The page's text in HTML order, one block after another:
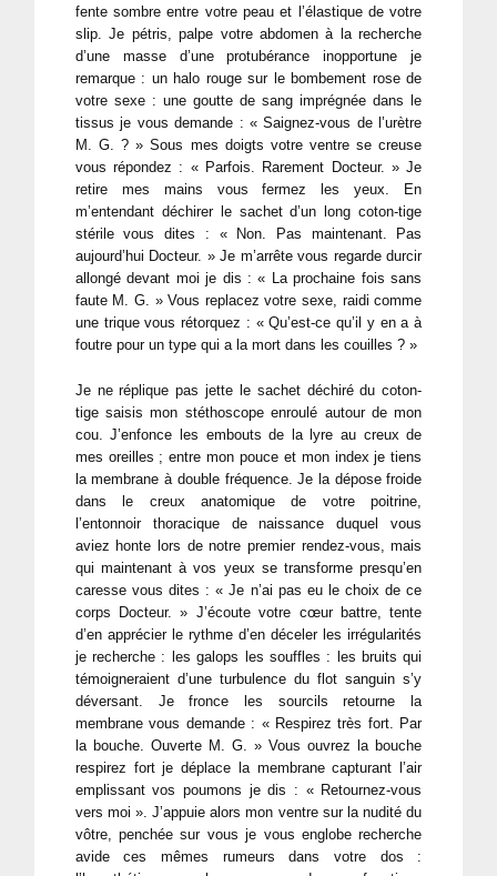
fente sombre entre votre peau et l’élastique de votre
slip. Je pétris, palpe votre abdomen à la recherche
d’une masse d’une protubérance inopportune je
remarque : un halo rouge sur le bombement rose de
votre sexe : une goutte de sang imprégnée dans le
tissus je vous demande : « Saignez-vous de l’urètre
M. G. ? » Sous mes doigts votre ventre se creuse
vous répondez : « Parfois. Rarement Docteur. » Je
retire mes mains vous fermez les yeux. En
m’entendant déchirer le sachet d’un long coton-tige
stérile vous dites : « Non. Pas maintenant. Pas
aujourd’hui Docteur. » Je m’arrête vous regarde durcir
allongé devant moi je dis : « La prochaine fois sans
faute M. G. » Vous replacez votre sexe, raidi comme
une trique vous rétorquez : « Qu’est-ce qu’il y en a à
foutre pour un type qui a la mort dans les couilles ? »
Je ne réplique pas jette le sachet déchiré du coton-
tige saisis mon stéthoscope enroulé autour de mon
cou. J’enfonce les embouts de la lyre au creux de
mes oreilles ; entre mon pouce et mon index je tiens
la membrane à double fréquence. Je la dépose froide
dans le creux anatomique de votre poitrine,
l’entonnoir thoracique de naissance duquel vous
aviez honte lors de notre premier rendez-vous, mais
qui maintenant à vos yeux se transforme presqu’en
caresse vous dites : « Je n’ai pas eu le choix de ce
corps Docteur. » J’écoute votre cœur battre, tente
d’en apprécier le rythme d’en déceler les irrégularités
je recherche : les galops les souffles : les bruits qui
témoigneraient d’une turbulence du flot sanguin s’y
déversant. Je fronce les sourcils retourne la
membrane vous demande : « Respirez très fort. Par
la bouche. Ouverte M. G. » Vous ouvrez la bouche
respirez fort je déplace la membrane capturant l’air
emplissant vos poumons je dis : « Retournez-vous
vers moi ». J’appuie alors mon ventre sur la nudité du
vôtre, penchée sur vous je vous englobe recherche
avide ces mêmes rumeurs dans votre dos :